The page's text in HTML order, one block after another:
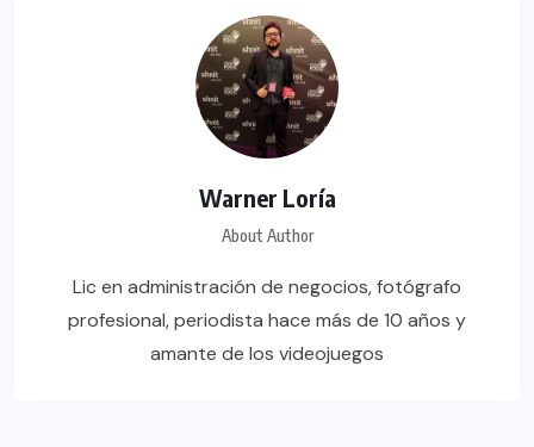
Warner Loría
About Author
Lic en administración de negocios, fotógrafo
profesional, periodista hace más de 10 años y
amante de los videojuegos